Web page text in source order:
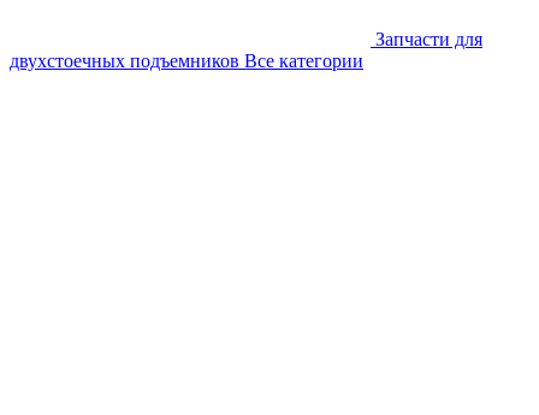
Запчасти для
двухстоечных подъемников Все категории